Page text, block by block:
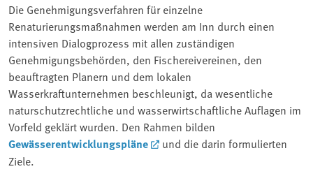
Die Genehmigungsverfahren für einzelne
Renaturierungsmaßnahmen werden am Inn durch einen
intensiven Dialogprozess mit allen zuständigen
Genehmigungsbehörden, den Fischereivereinen, den
beauftragten Planern und dem lokalen
Wasserkraftunternehmen beschleunigt, da wesentliche
naturschutzrechtliche und wasserwirtschaftliche Auflagen im
Vorfeld geklärt wurden. Den Rahmen bilden
Gewässerentwicklungspläne
und die darin formulierten
Ziele.